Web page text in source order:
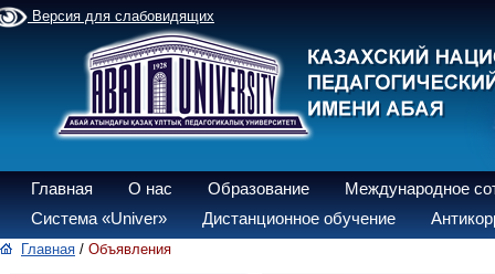
Версия для слабовидящих
Главная О нас Образование
Международное
Система «Univer»
Дистанционное обучение
Главная / Объявления